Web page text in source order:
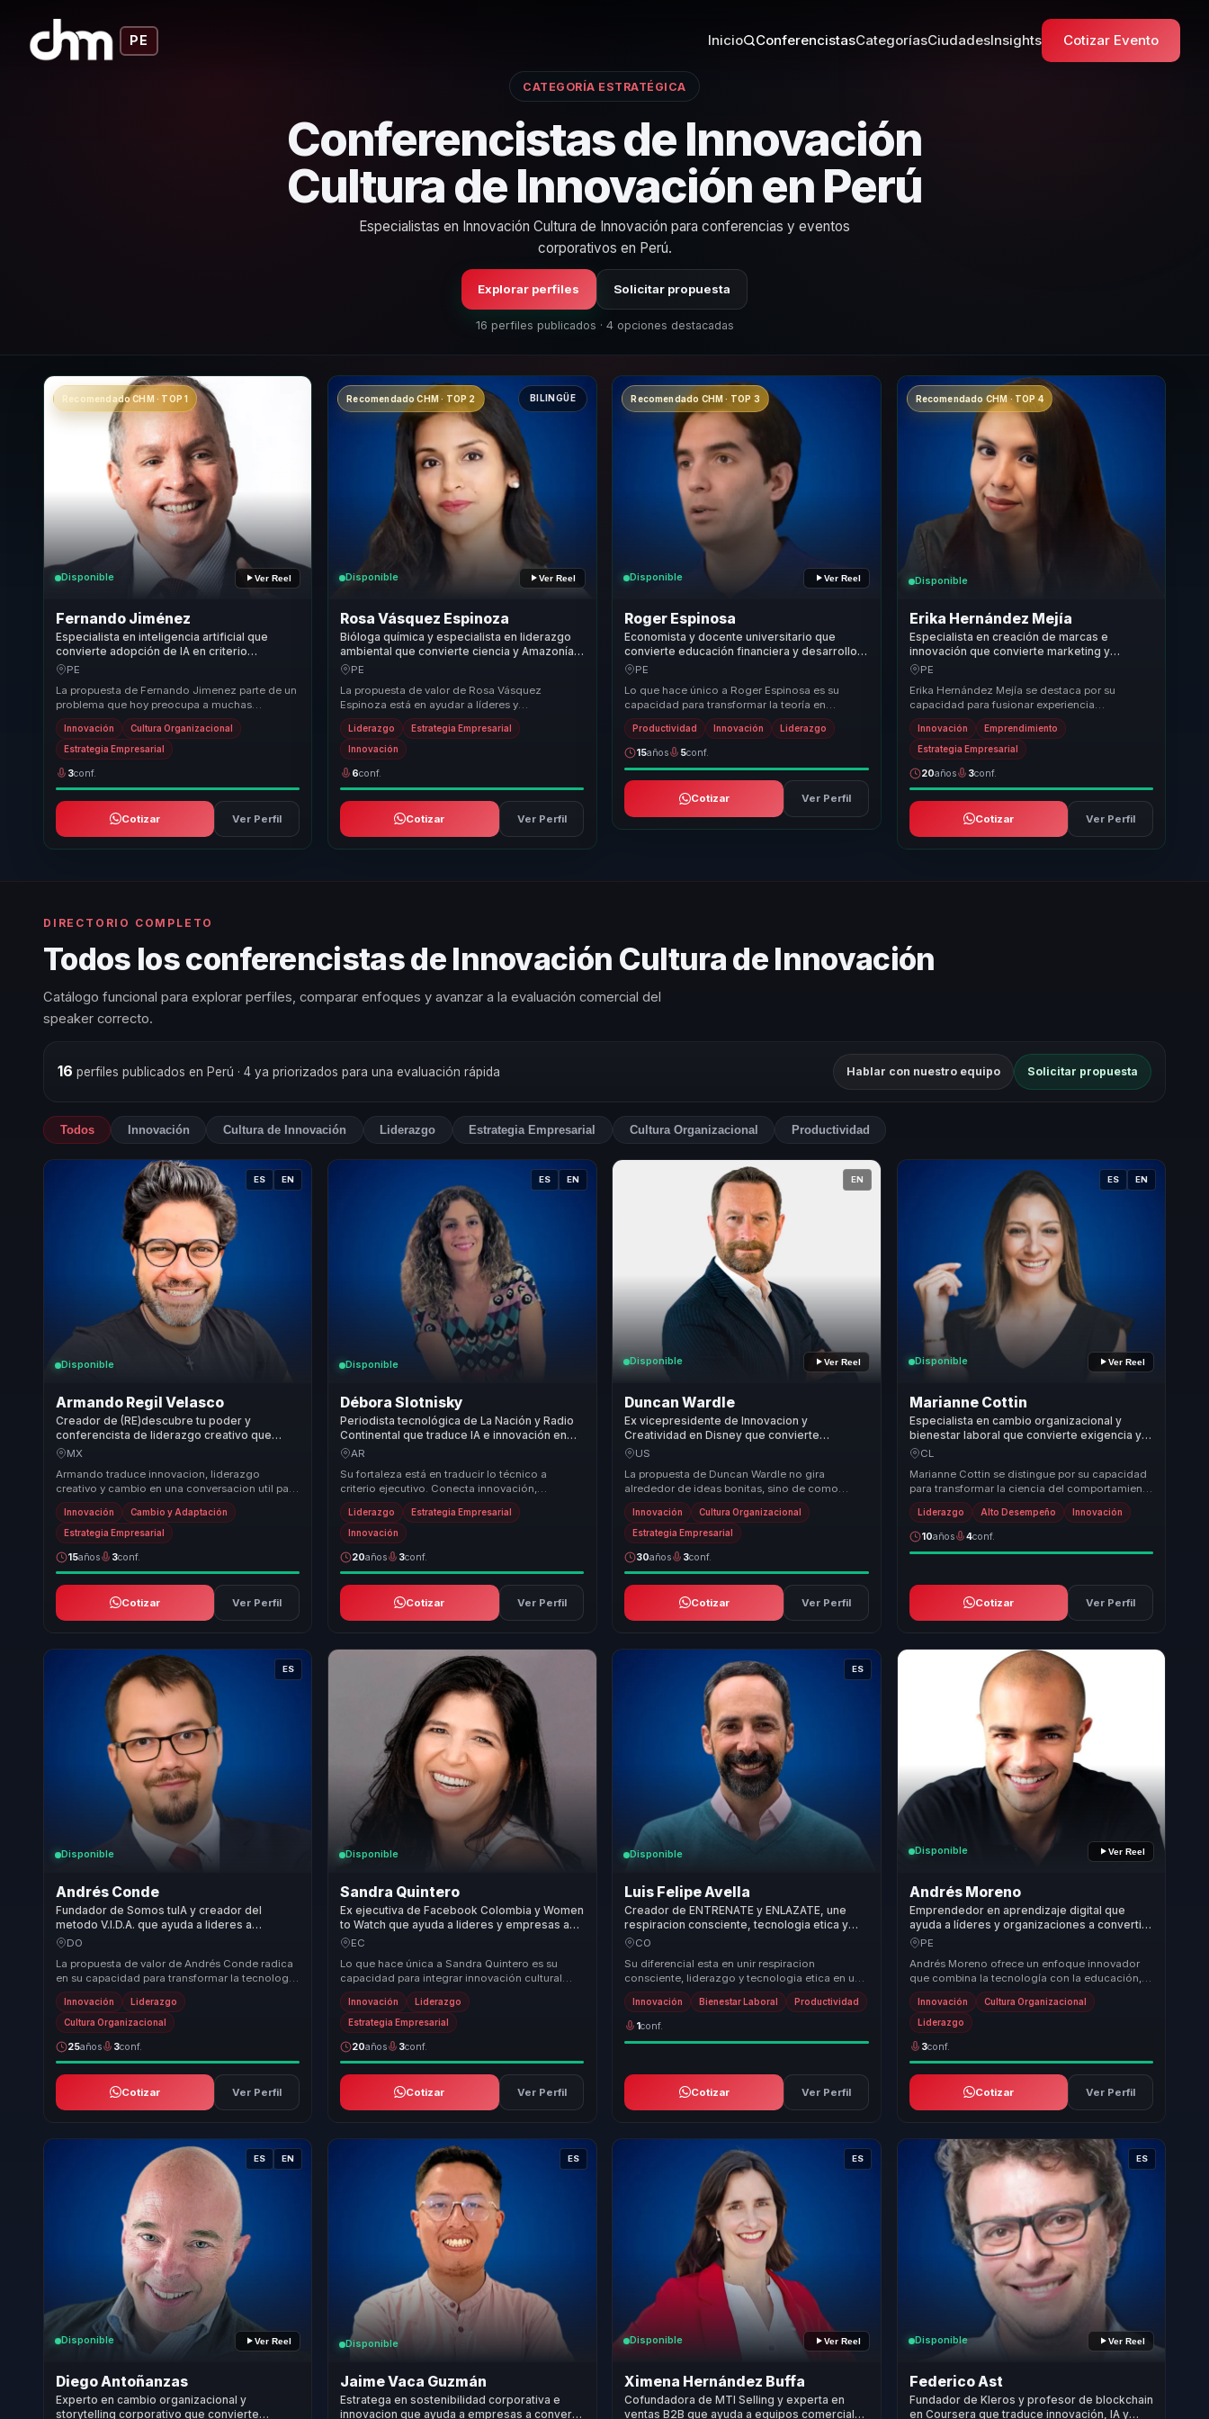
PE Inicio ConferencistasCategoríasCiudadesInsights Cotizar Evento
CATEGORÍA ESTRATÉGICA
Conferencistas de Innovación
Cultura de Innovación en Perú
Especialistas en Innovación Cultura de Innovación para conferencias y eventos
corporativos en Perú.
Explorar perfiles Solicitar propuesta
16 perfiles publicados · 4 opciones destacadas
Recomendado CHM · TOP 1
Disponible Ver Reel
Fernando Jiménez
Especialista en inteligencia artificial que
convierte adopción de IA en criterio
ejecutivo, cambio cultural e innovación
PE
La propuesta de Fernando Jimenez parte de un
problema que hoy preocupa a muchas
organizaciones: como adoptar inteligencia
artificial sin ...
Innovación Cultura Organizacional
Estrategia Empresarial
3conf.
Cotizar Ver Perfil
Recomendado CHM · TOP 2 BILINGÜE
Disponible Ver Reel
Rosa Vásquez Espinoza
Bióloga química y especialista en liderazgo
ambiental que convierte ciencia y Amazonía
en resiliencia y decisiones sostenibles para
PE
La propuesta de valor de Rosa Vásquez
Espinoza está en ayudar a líderes y
organizaciones a pasar de una relación
superficial con la soste...
Liderazgo Estrategia Empresarial
Innovación
6conf.
Cotizar Ver Perfil
Recomendado CHM · TOP 3
Disponible Ver Reel
Roger Espinosa
Economista y docente universitario que
convierte educación financiera y desarrollo
humano en productividad, propósito e
PE
Lo que hace único a Roger Espinosa es su
capacidad para transformar la teoría en
práctica, motivando a los participantes a aplicar
lo apr...
Productividad Innovación Liderazgo
15años 5conf.
Cotizar Ver Perfil
Recomendado CHM · TOP 4
Disponible
Erika Hernández Mejía
Especialista en creación de marcas e
innovación que convierte marketing y
liderazgo en posicionamiento, crecimiento y
PE
Erika Hernández Mejía se destaca por su
capacidad para fusionar experiencia
empresarial con metodologías actualizadas y
storytelling insp...
Innovación Emprendimiento
Estrategia Empresarial
20años 3conf.
Cotizar Ver Perfil
DIRECTORIO COMPLETO
Todos los conferencistas de Innovación Cultura de Innovación
Catálogo funcional para explorar perfiles, comparar enfoques y avanzar a la evaluación comercial del
speaker correcto.
16 perfiles publicados en Perú · 4 ya priorizados para una evaluación rápida Hablar con nuestro equipo Solicitar propuesta
Todos Innovación Cultura de Innovación Liderazgo Estrategia Empresarial Cultura Organizacional Productividad
ES EN
Disponible
Armando Regil Velasco
Creador de (RE)descubre tu poder y
conferencista de liderazgo creativo que
convierte innovacion disruptiva en accion
MX
Armando traduce innovacion, liderazgo
creativo y cambio en una conversacion util para
organizaciones que quieren preparar mejor a
sus equ...
Innovación Cambio y Adaptación
Estrategia Empresarial
15años 3conf.
Cotizar Ver Perfil
ES EN
Disponible
Débora Slotnisky
Periodista tecnológica de La Nación y Radio
Continental que traduce IA e innovación en
criterio ejecutivo y mejores decisiones para
AR
Su fortaleza está en traducir lo técnico a
criterio ejecutivo. Conecta innovación,
inteligencia artificial y transformación digital
con p...
Liderazgo Estrategia Empresarial
Innovación
20años 3conf.
Cotizar Ver Perfil
EN
Disponible Ver Reel
Duncan Wardle
Ex vicepresidente de Innovacion y
Creatividad en Disney que convierte
creatividad e innovacion en cultura aplicable
US
La propuesta de Duncan Wardle no gira
alrededor de ideas bonitas, sino de como
construir culturas capaces de innovar de forma
sostenida. ...
Innovación Cultura Organizacional
Estrategia Empresarial
30años 3conf.
Cotizar Ver Perfil
ES EN
Disponible Ver Reel
Marianne Cottin
Especialista en cambio organizacional y
bienestar laboral que convierte exigencia y
cultura de innovación en productividad para
CL
Marianne Cottin se distingue por su capacidad
para transformar la ciencia del comportamiento
en resultados tangibles para las organizacio...
Liderazgo Alto Desempeño Innovación
10años 4conf.
Cotizar Ver Perfil
ES
Disponible
Andrés Conde
Fundador de Somos tuIA y creador del
metodo V.I.D.A. que ayuda a lideres a
convertir IA generativa en innovacion, criterio
DO
La propuesta de valor de Andrés Conde radica
en su capacidad para transformar la tecnología
en un aliado estratégico para el crecimiento ...
Innovación Liderazgo
Cultura Organizacional
25años 3conf.
Cotizar Ver Perfil
Disponible
Sandra Quintero
Ex ejecutiva de Facebook Colombia y Women
to Watch que ayuda a lideres y empresas a
convertir innovacion cultural en crecimiento,
EC
Lo que hace única a Sandra Quintero es su
capacidad para integrar innovación cultural
con liderazgo femenino, ofreciendo un
enfoque que n...
Innovación Liderazgo
Estrategia Empresarial
20años 3conf.
Cotizar Ver Perfil
ES
Disponible
Luis Felipe Avella
Creador de ENTRENATE y ENLAZATE, une
respiracion consciente, tecnologia etica y
liderazgo para equipos con foco y bienestar.
CO
Su diferencial esta en unir respiracion
consciente, liderazgo y tecnologia etica en una
conversacion poco comun pero muy actual.
Conviert...
Innovación Bienestar Laboral Productividad
1conf.
Cotizar Ver Perfil
Disponible Ver Reel
Andrés Moreno
Emprendedor en aprendizaje digital que
ayuda a líderes y organizaciones a convertir
innovación tecnológica en cultura de
PE
Andrés Moreno ofrece un enfoque innovador
que combina la tecnología con la educación,
permitiendo a las organizaciones transformar
sus mo...
Innovación Cultura Organizacional
Liderazgo
3conf.
Cotizar Ver Perfil
ES EN
Disponible Ver Reel
Diego Antoñanzas
Experto en cambio organizacional y
storytelling corporativo que convierte
ES
Disponible
Jaime Vaca Guzmán
Estratega en sostenibilidad corporativa e
innovacion que ayuda a empresas a convertir
ES
Disponible Ver Reel
Ximena Hernández Buffa
Cofundadora de MTI Selling y experta en
ventas B2B que ayuda a equipos comerciales
ES
Disponible Ver Reel
Federico Ast
Fundador de Kleros y profesor de blockchain
en Coursera que traduce innovación, IA y